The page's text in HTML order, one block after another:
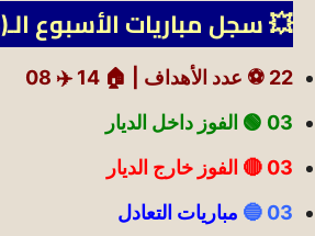
💥 سجل مباريات الأسبوع الـ(03)
22 ⚽ عدد الأهداف | 🏠 14
✈️ 08
03 🟢
الفوز داخل الديار
03 🔴 الفوز خارج الديار
03 🔵
مباريات التعادل